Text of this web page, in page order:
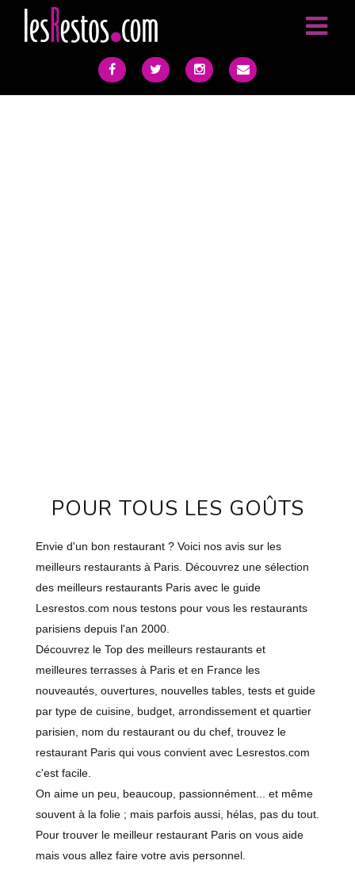
POUR TOUS LES GOÛTS
Envie d'un bon restaurant ? Voici nos avis sur les
meilleurs restaurants à Paris. Découvrez une sélection
des meilleurs restaurants Paris avec le guide
Lesrestos.com nous testons pour vous les restaurants
parisiens depuis l'an 2000.
Découvrez le Top des meilleurs restaurants et
meilleures terrasses à Paris et en France les
nouveautés, ouvertures, nouvelles tables, tests et guide
par type de cuisine, budget, arrondissement et quartier
parisien, nom du restaurant ou du chef, trouvez le
restaurant Paris qui vous convient avec Lesrestos.com
c'est facile.
On aime un peu, beaucoup, passionnément... et même
souvent à la folie ; mais parfois aussi, hélas, pas du tout.
Pour trouver le meilleur restaurant Paris on vous aide
mais vous allez faire votre avis personnel.